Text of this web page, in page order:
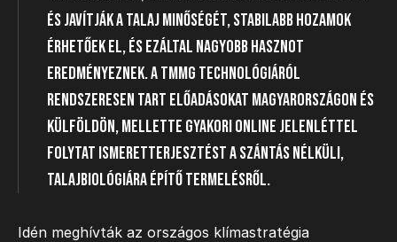
és javítják a talaj minőségét, stabilabb hozamok
érhetőek el, és ezáltal nagyobb hasznot
eredményeznek. A TMMG technológiáról
rendszeresen tart előadásokat Magyarországon és
külföldön, mellette gyakori online jelenléttel
folytat ismeretterjesztést a szántás nélküli,
talajbiológiára építő termelésről.
Idén meghívták az országos klímastratégia